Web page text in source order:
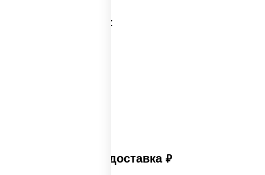
Категории товара:
Платная доставка руб